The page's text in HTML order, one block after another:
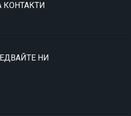
КОНТАКТИ
НИ